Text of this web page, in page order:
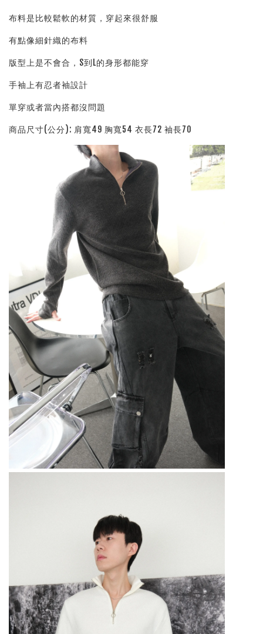
布料是比較鬆軟的材質，穿起來很舒服
有點像細針織的布料
版型上是不會合，S到L的身形都能穿
手袖上有忍者袖設計
單穿或者當內搭都沒問題
商品尺寸(公分): 肩寬49 胸寬54 衣長72 袖長70